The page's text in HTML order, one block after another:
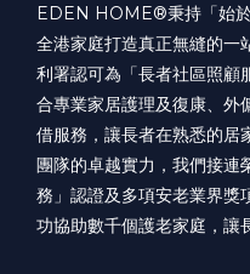
EDEN HOME®️秉持「始
全港家庭打造真正無縫的一
利署認可為「長者社區照顧
合專業家居護理及復康、外
借服務，讓長者在熟悉的居
團隊的卓越實力，我們接連
務」認證及多項安老業界獎
功協助數千個護老家庭，讓